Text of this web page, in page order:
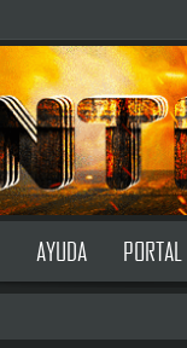
AYUDA PORTAL